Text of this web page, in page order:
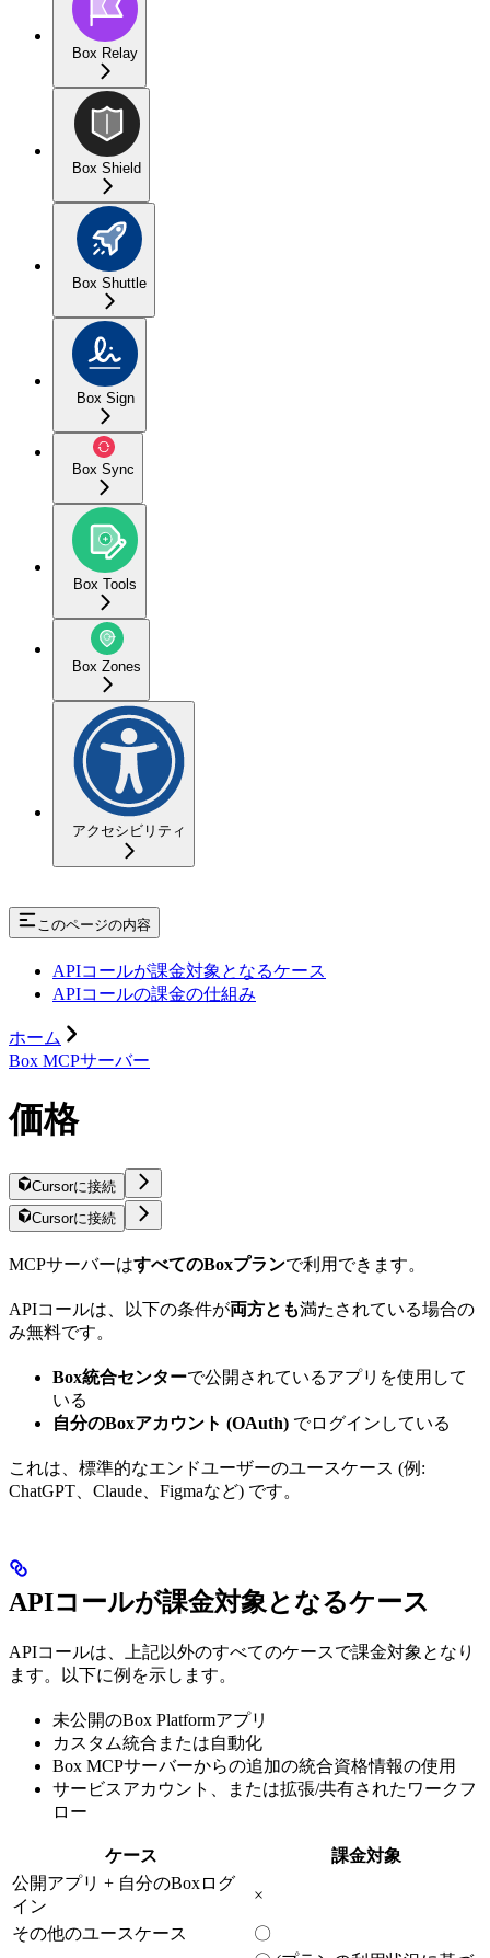
Box Relay
Box Shield
Box Shuttle
Box Sign
Box Sync
Box Tools
Box Zones
アクセシビリティ
このページの内容
APIコールが課金対象となるケース
APIコールの課金の仕組み
ホーム
Box MCPサーバー
価格
Cursorに接続
Cursorに接続
MCPサーバーはすべてのBoxプランで利用できます。
APIコールは、以下の条件が両方とも満たされている場合の
み無料です。
Box統合センターで公開されているアプリを使用して
いる
自分のBoxアカウント (OAuth) でログインしている
これは、標準的なエンドユーザーのユースケース (例:
ChatGPT、Claude、Figmaなど) です。
APIコールが課金対象となるケース
APIコールは、上記以外のすべてのケースで課金対象となり
ます。以下に例を示します。
未公開のBox Platformアプリ
カスタム統合または自動化
Box MCPサーバーからの追加の統合資格情報の使用
サービスアカウント、または拡張/共有されたワークフ
ロー
ケース
課金対象
公開アプリ + 自分のBoxログ
イン
×
その他のユースケース
〇